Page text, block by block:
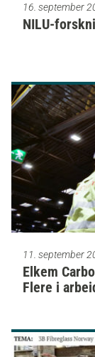
16. september
NILU-
11. september
Elkem
Flere i